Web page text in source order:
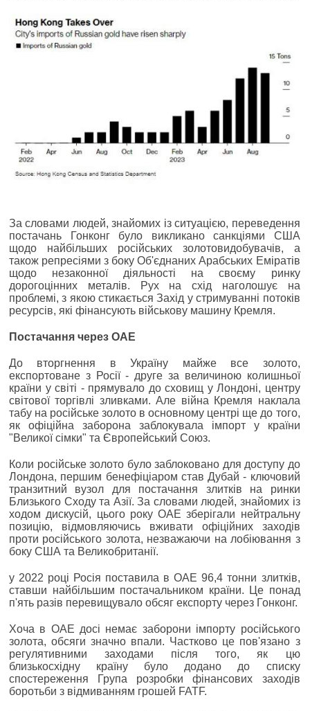
За словами людей, знайомих із ситуацією, переведення
постачань Гонконг було викликано санкціями США
щодо найбільших російських золотовидобувачів, а
також репресіями з боку Об'єднаних Арабських Еміратів
щодо незаконної діяльності на своєму ринку
дорогоцінних металів. Рух на схід наголошує на
проблемі, з якою стикається Захід у стримуванні потоків
ресурсів, які фінансують військову машину Кремля.
Постачання через ОАЕ
До вторгнення в Україну майже все золото,
експортоване з Росії - друге за величиною колишньої
країни у світі - прямувало до сховищ у Лондоні, центру
світової торгівлі зливками. Але війна Кремля наклала
табу на російське золото в основному центрі ще до того,
як офіційна заборона заблокувала імпорт у країни
"Великої сімки" та Європейський Союз.
Коли російське золото було заблоковано для доступу до
Лондона, першим бенефіціаром став Дубай - ключовий
транзитний вузол для постачання злитків на ринки
Близького Сходу та Азії. За словами людей, знайомих із
ходом дискусій, цього року ОАЕ зберігали нейтральну
позицію, відмовляючись вживати офіційних заходів
проти російського золота, незважаючи на лобіювання з
боку США та Великобританії.
у 2022 році Росія поставила в ОАЕ 96,4 тонни злитків,
ставши найбільшим постачальником країни. Це понад
п'ять разів перевищувало обсяг експорту через Гонконг.
Хоча в ОАЕ досі немає заборони імпорту російського
золота, обсяги значно впали. Частково це пов'язано з
регулятивними заходами після того, як цю
близькосхідну країну було додано до списку
спостереження Група розробки фінансових заходів
боротьби з відмиванням грошей FATF.